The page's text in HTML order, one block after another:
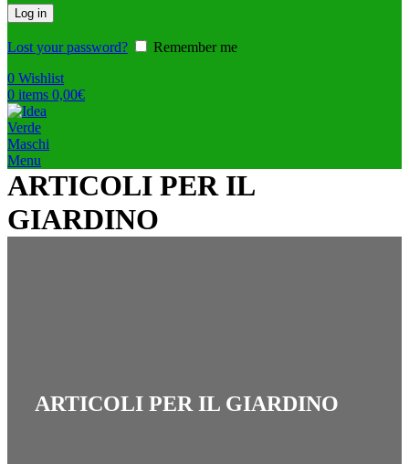
Log in
Lost your password?
Remember me
0 Wishlist
0 items 0,00€
Menu
ARTICOLI PER IL
GIARDINO
ARTICOLI PER IL GIARDINO